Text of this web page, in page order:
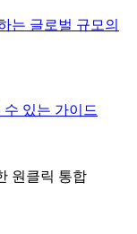
는 글로벌 규모의
있는 가이드
원클릭 통합